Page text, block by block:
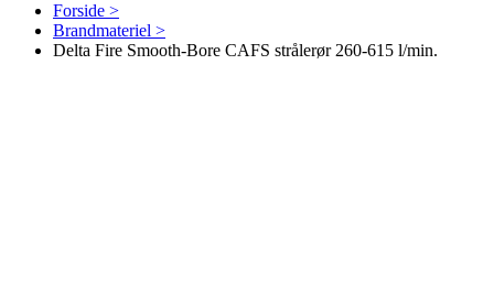
Forside >
Brandmateriel >
Delta Fire Smooth-Bore CAFS strålerør 260-615 l/min.